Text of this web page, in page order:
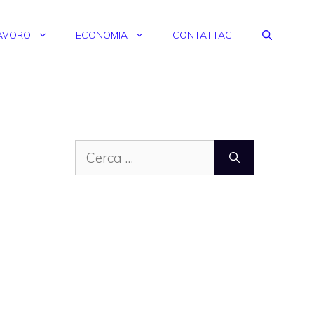
ECONOMIA CONTATTACI
Ricerca
per: